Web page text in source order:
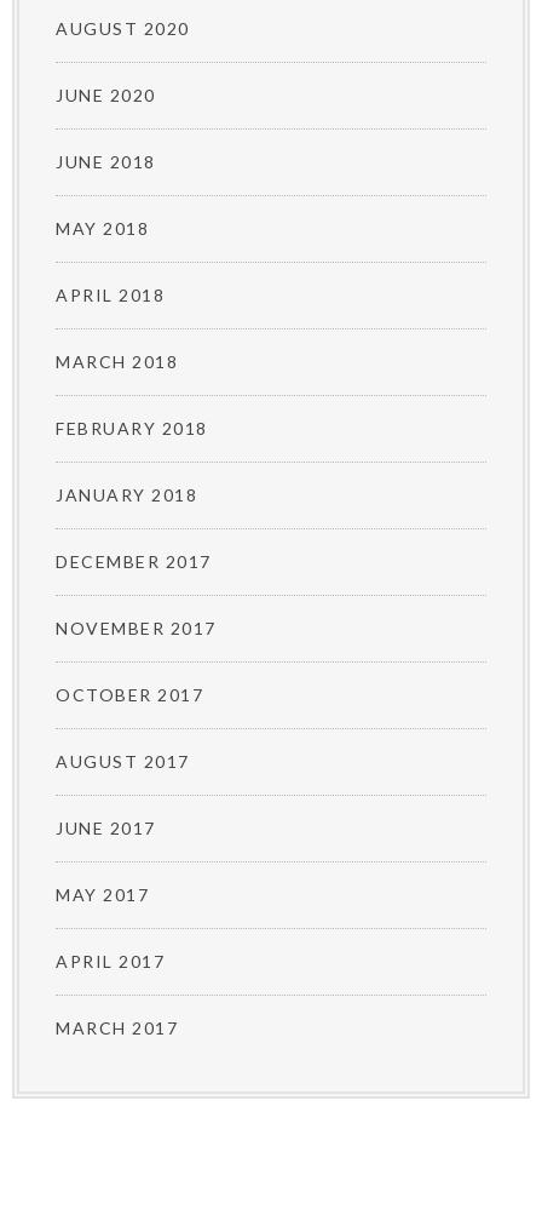
AUGUST 2020
JUNE 2020
JUNE 2018
MAY 2018
APRIL 2018
MARCH 2018
FEBRUARY 2018
JANUARY 2018
DECEMBER 2017
NOVEMBER 2017
OCTOBER 2017
AUGUST 2017
JUNE 2017
MAY 2017
APRIL 2017
MARCH 2017